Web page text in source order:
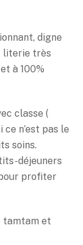
digne
literie très
à 100%
classe (
n’est pas le
soins.
déjeuners
profiter
tamtam et